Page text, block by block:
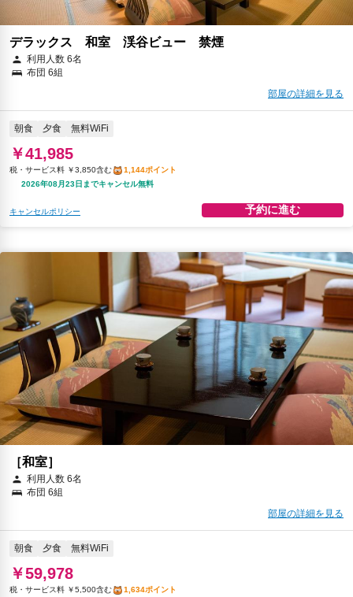
デラックス 和室 渓谷ビュー 禁煙
利用人数 6名
布団 6組
部屋の詳細を見る
朝食 夕食 無料WiFi
￥41,985
税・サービス料 ￥3,850含む
1,144ポイント
2026年08月23日までキャンセル無料
キャンセルポリシー 予約に進む
［和室］
利用人数 6名
布団 6組
部屋の詳細を見る
朝食 夕食 無料WiFi
￥59,978
税・サービス料 ￥5,500含む
1,634ポイント